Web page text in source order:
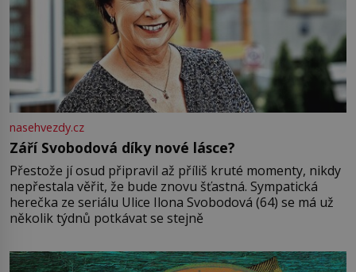
nasehvezdy.cz
Září Svobodová díky nové lásce?
Přestože jí osud připravil až příliš kruté momenty, nikdy
nepřestala věřit, že bude znovu šťastná. Sympatická
herečka ze seriálu Ulice Ilona Svobodová (64) se má už
několik týdnů potkávat se stejně